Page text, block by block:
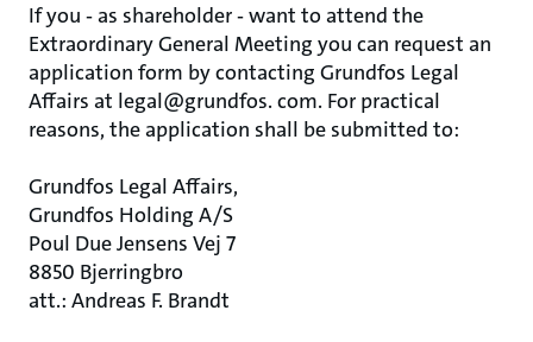
If you ‐ as shareholder ‐ want to attend the
Extraordinary General Meeting you can request an
application form by contacting Grundfos Legal
Affairs at legal@grundfos. com. For practical
reasons, the application shall be submitted to:
Grundfos Legal Affairs,
Grundfos Holding A/S
Poul Due Jensens Vej 7
8850 Bjerringbro
att.: Andreas F. Brandt